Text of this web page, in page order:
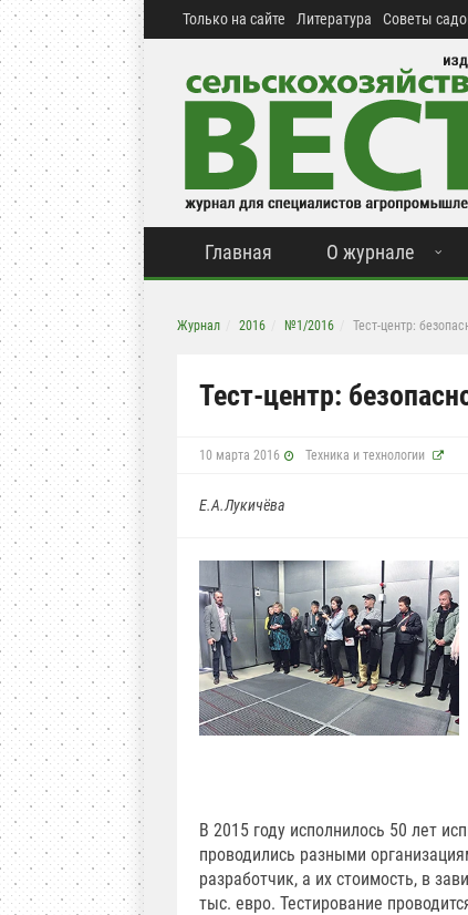
Только на сайте Литература Советы
Главная О журнале
Журнал 2016 №1/2016 Тест-центр:
Тест-центр:
10 марта 2016 Техника и технологии
Е.А.Лукичёва
В 2015 году исполнилось 50 лет
проводились разными
разработчик, а их стоимость, в
тыс. евро. Тестирование